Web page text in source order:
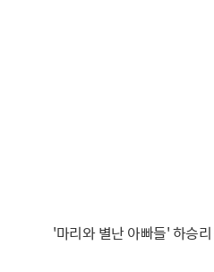
'마리와 별난 아빠들' 하승